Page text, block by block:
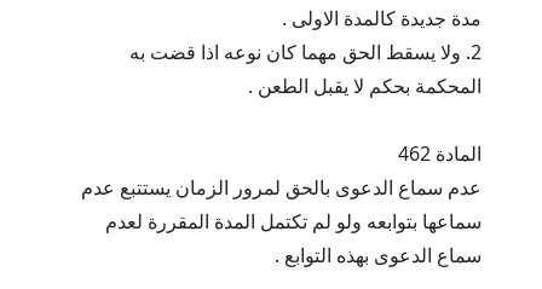
مدة جديدة كالمدة الاولى .
2. ولا يسقط الحق مهما كان نوعه اذا قضت به
المحكمة بحكم لا يقبل الطعن .
المادة 462
عدم سماع الدعوى بالحق لمرور الزمان يستتبع عدم
سماعها بتوابعه ولو لم تكتمل المدة المقررة لعدم
سماع الدعوى بهذه التوابع .